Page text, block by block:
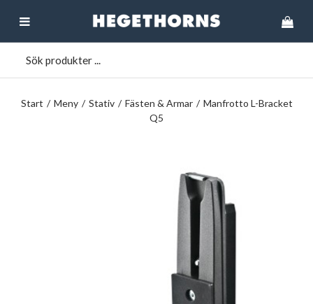
Start / Meny / Stativ / Fästen & Armar / Manfrotto L-Bracket
Q5